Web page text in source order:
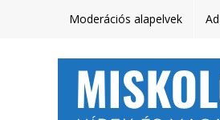
Moderációs alapelvek